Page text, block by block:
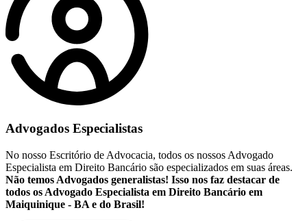
Advogados Especialistas
No nosso Escritório de Advocacia, todos os nossos Advogado
Especialista em Direito Bancário são especializados em suas áreas.
Não temos Advogados generalistas! Isso nos faz destacar de
todos os Advogado Especialista em Direito Bancário em
Maiquinique - BA e do Brasil!